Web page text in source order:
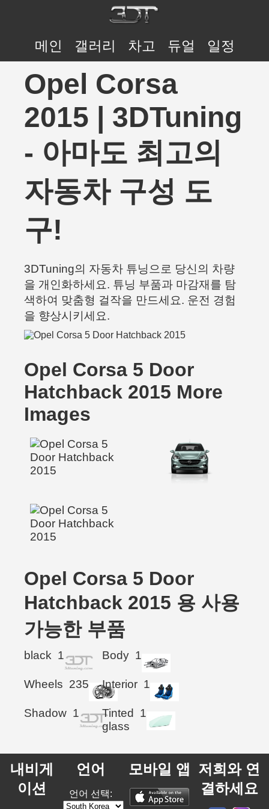
메인 갤러리 차고 듀얼 일정
Opel Corsa
2015 | 3DTuning
- 아마도 최고의
자동차 구성 도
구!
3DTuning의 자동차 튜닝으로 당신의 차량
을 개인화하세요. 튜닝 부품과 마감재를 탐
색하여 맞춤형 걸작을 만드세요. 운전 경험
을 향상시키세요.
Opel Corsa 5 Door
Hatchback 2015 More
Images
Opel Corsa 5 Door
Hatchback 2015 용 사용
가능한 부품
black 1 Body 1
Wheels 235 Interior 1
Shadow 1
Tinted
glass
1
내비게
이션
언어
언어 선택:
모바일 앱 저희와 연
결하세요